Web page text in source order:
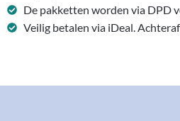
De pakketten worden via DPD
Veilig betalen via iDeal.